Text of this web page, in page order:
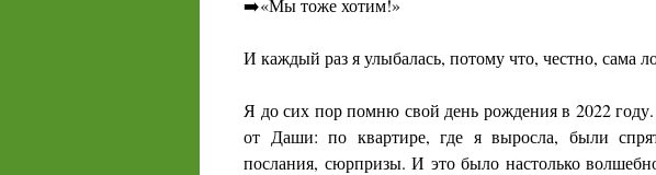
➡️«Мы тоже хотим!»
И каждый раз я улыбалась, потому что, честно, сама
Я до сих пор помню свой день рождения в 2022
от Даши: по квартире, где я выросла, были
послания, сюрпризы. И это было настолько